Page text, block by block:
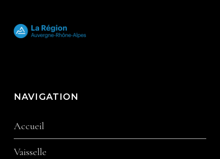
NAVIGATION
Accueil
Vaisselle